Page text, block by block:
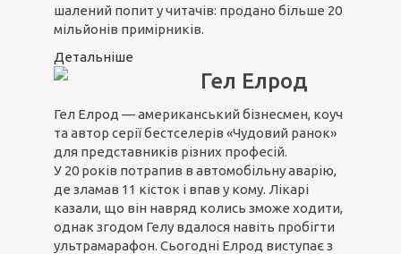
шалений попит у читачів: продано більше 20
мільйонів примірників.
Детальніше
Гел Елрод
Гел Елрод — американський бізнесмен, коуч
та автор серії бестселерів «Чудовий ранок»
для представників різних професій.
У 20 років потрапив в автомобільну аварію,
де зламав 11 кісток і впав у кому. Лікарі
казали, що він навряд колись зможе ходити,
однак згодом Гелу вдалося навіть пробігти
ультрамарафон. Сьогодні Елрод виступає з